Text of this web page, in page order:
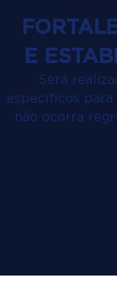
E
Será
específicos para
não ocorra